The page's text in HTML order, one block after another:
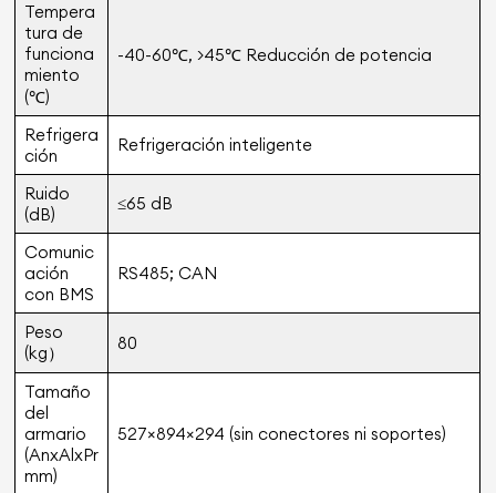
Tempera
tura de
funciona
miento
(℃)
-40-60℃, >45℃ Reducción de potencia
Refrigera
ción
Refrigeración inteligente
Ruido
(dB)
≤65 dB
Comunic
ación
con BMS
RS485; CAN
Peso
(kg）
80
Tamaño
del
armario
(AnxAlxPr
mm)
527×894×294 (sin conectores ni soportes)